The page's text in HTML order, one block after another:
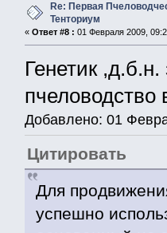
Re: Первая
Тенториум
« Ответ #8 : 01 Февраля 2009,
Генетик
Добавлено: 01
Цитировать
Для
успешно